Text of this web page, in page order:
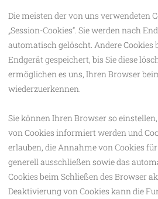
Die meisten der von uns verwendeten
„Session-Cookies“. Sie werden nach
automatisch gelöscht. Andere Cookies
Endgerät gespeichert, bis Sie diese
ermöglichen es uns, Ihren Browser
wiederzuerkennen.
Sie können Ihren Browser so
von Cookies informiert werden und
erlauben, die Annahme von Cookies
generell ausschließen sowie das
Cookies beim Schließen des Browser
Deaktivierung von Cookies kann die